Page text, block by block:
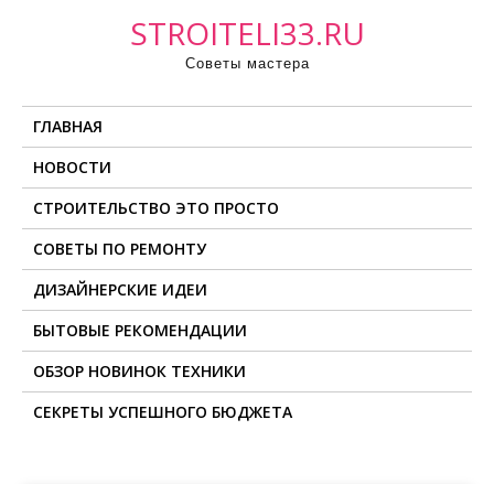
STROITELI33.RU
Советы мастера
ГЛАВНАЯ
НОВОСТИ
СТРОИТЕЛЬСТВО ЭТО ПРОСТО
СОВЕТЫ ПО РЕМОНТУ
ДИЗАЙНЕРСКИЕ ИДЕИ
БЫТОВЫЕ РЕКОМЕНДАЦИИ
ОБЗОР НОВИНОК ТЕХНИКИ
СЕКРЕТЫ УСПЕШНОГО БЮДЖЕТА